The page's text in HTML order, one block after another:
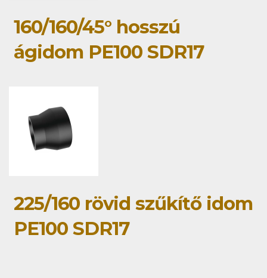
160/160/45° hosszú
ágidom PE100 SDR17
225/160 rövid szűkítő idom
PE100 SDR17